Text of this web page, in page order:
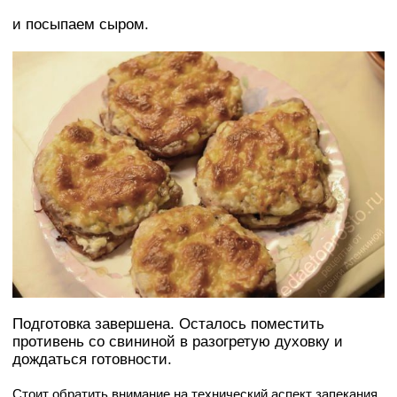
и посыпаем сыром.
Подготовка завершена. Осталось поместить
противень со свининой в разогретую духовку и
дождаться готовности.
Стоит обратить внимание на технический аспект запекания